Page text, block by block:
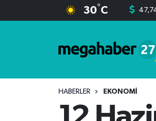
30°C
HABERLER EKONOMI
Süper Lig Puan Durumu ve
Tüm Manşetler